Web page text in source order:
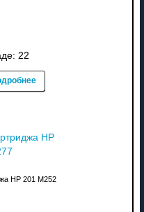
22
HP
HP 201 M252